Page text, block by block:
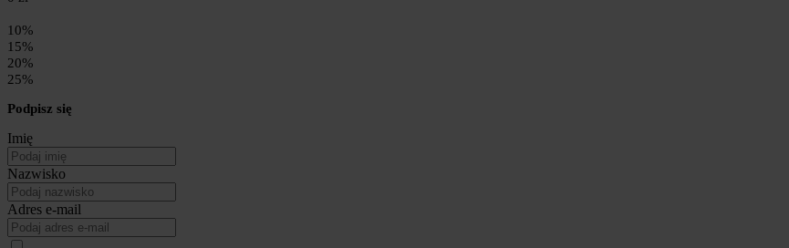
10%
15%
20%
25%
Podpisz się
Imię
Nazwisko
Adres e-mail